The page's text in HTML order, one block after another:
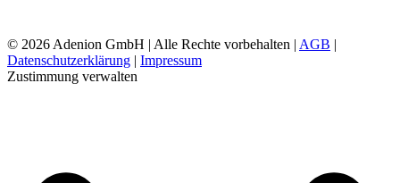
© 2026 Adenion GmbH | Alle Rechte vorbehalten | AGB
Datenschutzerklärung
Impressum
Zustimmung verwalten